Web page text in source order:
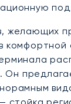
желающих
комфортной
Он
стойка